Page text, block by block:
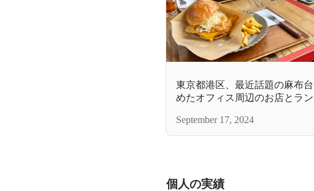
東京都港区、最近話題の麻布
めたオフィス周辺のお店とラ
September 17, 2024
個人の実績